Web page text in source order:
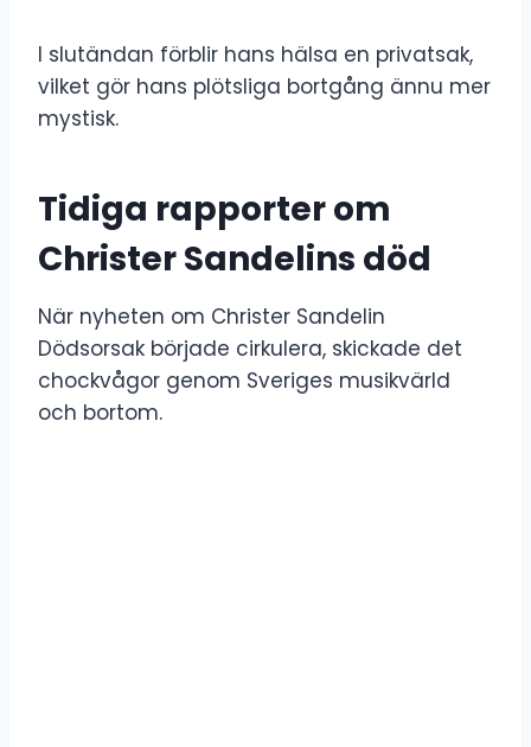
I slutändan förblir hans hälsa en privatsak,
vilket gör hans plötsliga bortgång ännu mer
mystisk.
Tidiga rapporter om
Christer Sandelins död
När nyheten om Christer Sandelin
Dödsorsak började cirkulera, skickade det
chockvågor genom Sveriges musikvärld
och bortom.